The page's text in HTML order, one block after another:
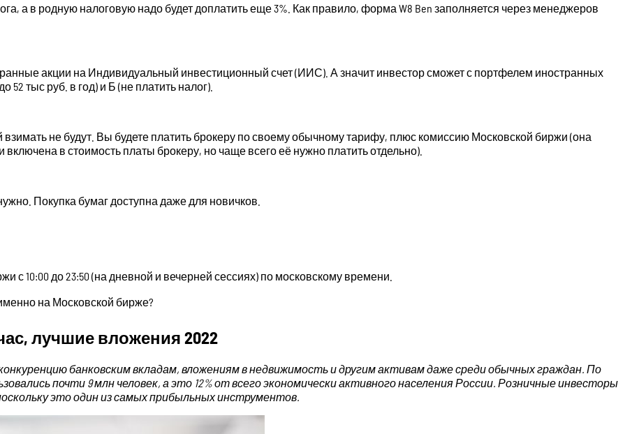
а в родную налоговую надо будет доплатить еще 3%. Как правило, форма W8 Ben заполняется через менеджеров
акции на Индивидуальный инвестиционный счет (ИИС). А значит инвестор сможет с портфелем иностранных
тыс руб. в год) и Б (не платить налог).
не будут. Вы будете платить брокеру по своему обычному тарифу, плюс комиссию Московской биржи (она
в стоимость платы брокеру, но чаще всего её нужно платить отдельно).
Покупка бумаг доступна даже для новичков.
10:00 до 23:50 (на дневной и вечерней сессиях) по московскому времени.
на Московской бирже?
лучшие вложения 2022
банковским вкладам, вложениям в недвижимость и другим активам даже среди обычных граждан. По
почти 9 млн человек, а это 12% от всего экономически активного населения России. Розничные инвесторы
это один из самых прибыльных инструментов.